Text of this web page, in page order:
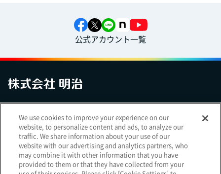
公式アカウント一覧
アクセシビリティへの対応方針ご利用規約明治グループのDX
Cookie Settings
We use cookies to improve your experience on our
website, to personalize content and ads, to analyze our
traffic. We share information about your use of our
website with our advertising and analytics partners, who
may combine it with other information that you have
provided to them or that they have collected from your